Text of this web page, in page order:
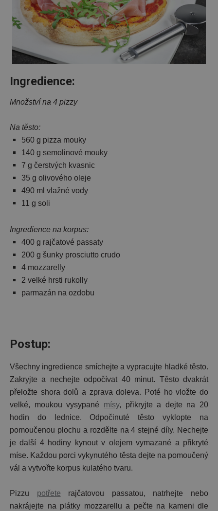
Ingredience:
Množství na 4 pizzy
Na těsto:
560 g pizza mouky
140 g semolinové mouky
7 g čerstvých kvasnic
35 g olivového oleje
490 ml vlažné vody
11 g soli
Ingredience na korpus:
400 g rajčatové passaty
200 g šunky prosciutto crudo
4 mozzarelly
2 velké hrsti rukolly
parmazán na ozdobu
Postup:
Všechny ingredience smíchejte a vypracujte hladké těsto.
Zakryjte a nechejte odpočívat 40 minut. Těsto dvakrát
přeložte shora dolů a zprava doleva. Poté ho vložte do
velké, moukou vysypané mísy, přikryjte a dejte na 20
hodin do lednice. Odpočinuté těsto vyklopte na
pomoučenou plochu a rozdělte na 4 stejné díly. Nechejte
je další 4 hodiny kynout v olejem vymazané a přikryté
míse. Každou porci vykynutého těsta dejte na pomoučený
vál a vytvořte korpus kulatého tvaru.
Pizzu potřete rajčatovou passatou, natrhejte nebo
nakrájejte na plátky mozzarellu a pečte na kameni dle